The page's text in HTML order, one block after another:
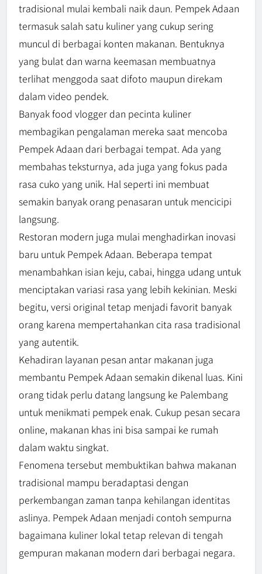
tradisional mulai kembali naik daun. Pempek Adaan
termasuk salah satu kuliner yang cukup sering
muncul di berbagai konten makanan. Bentuknya
yang bulat dan warna keemasan membuatnya
terlihat menggoda saat difoto maupun direkam
dalam video pendek.
Banyak food vlogger dan pecinta kuliner
membagikan pengalaman mereka saat mencoba
Pempek Adaan dari berbagai tempat. Ada yang
membahas teksturnya, ada juga yang fokus pada
rasa cuko yang unik. Hal seperti ini membuat
semakin banyak orang penasaran untuk mencicipi
langsung.
Restoran modern juga mulai menghadirkan inovasi
baru untuk Pempek Adaan. Beberapa tempat
menambahkan isian keju, cabai, hingga udang untuk
menciptakan variasi rasa yang lebih kekinian. Meski
begitu, versi original tetap menjadi favorit banyak
orang karena mempertahankan cita rasa tradisional
yang autentik.
Kehadiran layanan pesan antar makanan juga
membantu Pempek Adaan semakin dikenal luas. Kini
orang tidak perlu datang langsung ke Palembang
untuk menikmati pempek enak. Cukup pesan secara
online, makanan khas ini bisa sampai ke rumah
dalam waktu singkat.
Fenomena tersebut membuktikan bahwa makanan
tradisional mampu beradaptasi dengan
perkembangan zaman tanpa kehilangan identitas
aslinya. Pempek Adaan menjadi contoh sempurna
bagaimana kuliner lokal tetap relevan di tengah
gempuran makanan modern dari berbagai negara.